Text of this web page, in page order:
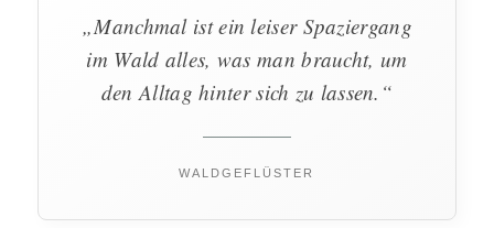
„Manchmal ist ein leiser Spaziergang
im Wald alles, was man braucht, um
den Alltag hinter sich zu lassen.“
WALDGEFLÜSTER